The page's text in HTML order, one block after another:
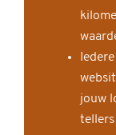
jouw